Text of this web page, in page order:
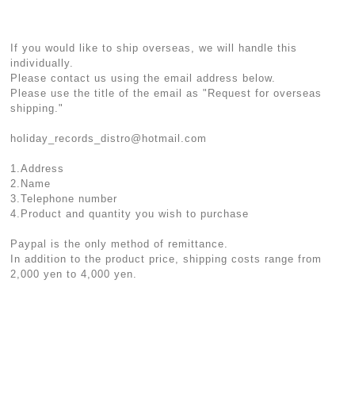
If you would like to ship overseas, we will handle this
individually.
Please contact us using the email address below.
Please use the title of the email as "Request for overseas
shipping."
holiday_records_distro@hotmail.com
1.Address
2.Name
3.Telephone number
4.Product and quantity you wish to purchase
Paypal is the only method of remittance.
In addition to the product price, shipping costs range from
2,000 yen to 4,000 yen.